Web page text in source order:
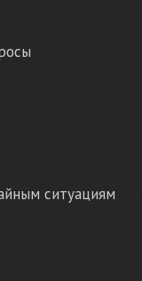
ситуациям